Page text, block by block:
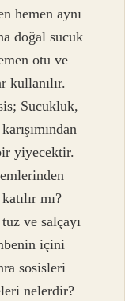
hemen aynı
doğal sucuk
otu ve
kullanılır.
Sucukluk,
yiyecektir.
mı?
ve salçayı
içini
sosisleri
nelerdir?